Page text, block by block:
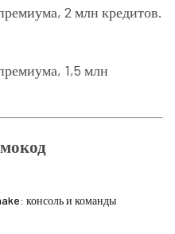
2 млн кредитов.
1,5 млн
консоль и команды